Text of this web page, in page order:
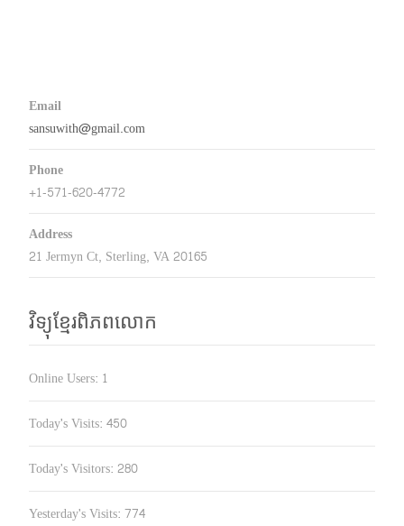
Email
sansuwith@gmail.com
Phone
+1-571-620-4772
Address
21 Jermyn Ct, Sterling, VA 20165
វិទ្យុខ្មែរពិភពលោក
Online Users: 1
Today's Visits: 450
Today's Visitors: 280
Yesterday's Visits: 774